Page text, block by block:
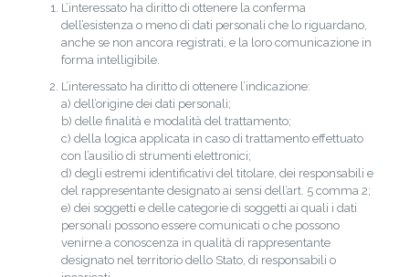
L’interessato ha diritto di ottenere la conferma
dell’esistenza o meno di dati personali che lo riguardano,
anche se non ancora registrati, e la loro comunicazione in
forma intelligibile.
L’interessato ha diritto di ottenere l’indicazione:
a) dell’origine dei dati personali;
b) delle finalità e modalità del trattamento;
c) della logica applicata in caso di trattamento effettuato
con l’ausilio di strumenti elettronici;
d) degli estremi identificativi del titolare, dei responsabili e
del rappresentante designato ai sensi dell’art. 5 comma 2;
e) dei soggetti e delle categorie di soggetti ai quali i dati
personali possono essere comunicati o che possono
venirne a conoscenza in qualità di rappresentante
designato nel territorio dello Stato, di responsabili o